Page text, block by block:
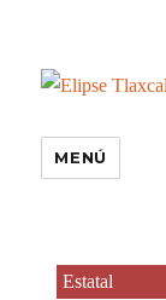
MENÚ
Estatal